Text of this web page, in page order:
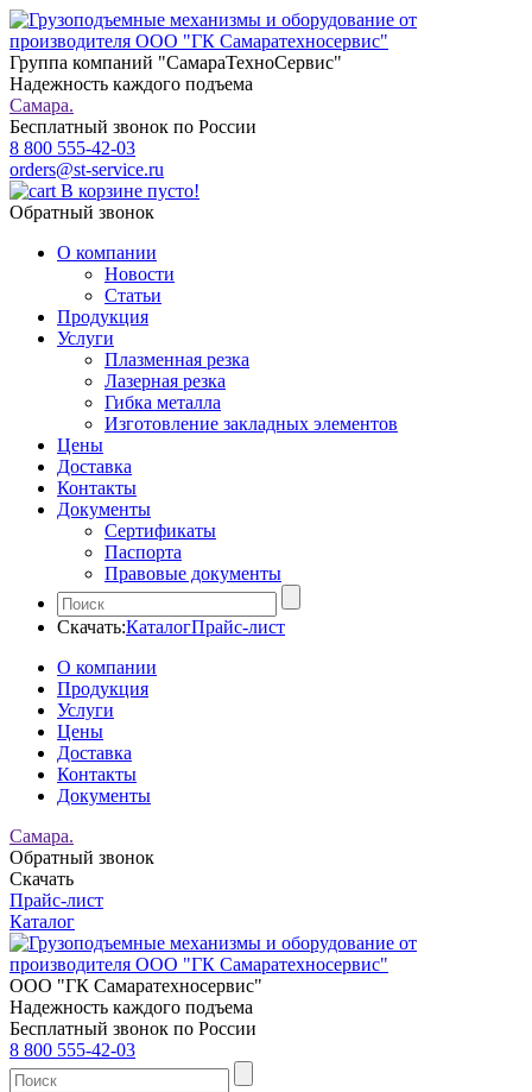
Группа компаний "СамараТехноСервис"
Надежность каждого подъема
Самара.
Бесплатный звонок по России
8 800 555-42-03
orders@st-service.ru
В корзине пусто!
Обратный звонок
О компании
Новости
Статьи
Продукция
Услуги
Плазменная резка
Лазерная резка
Гибка металла
Изготовление закладных элементов
Цены
Доставка
Контакты
Документы
Сертификаты
Паспорта
Правовые документы
Скачать:КаталогПрайс-лист
О компании
Продукция
Услуги
Цены
Доставка
Контакты
Документы
Самара.
Обратный звонок
Скачать
Прайс-лист
Каталог
ООО "ГК Самаратехносервис"
Надежность каждого подъема
Бесплатный звонок по России
8 800 555-42-03